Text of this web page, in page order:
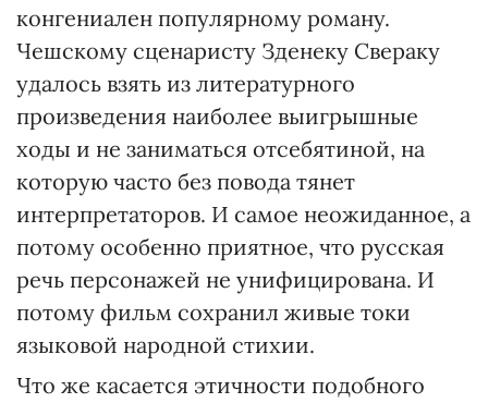
конгениален популярному роману.
Чешскому сценаристу Зденеку Свераку
удалось взять из литературного
произведения наиболее выигрышные
ходы и не заниматься отсебятиной, на
которую часто без повода тянет
интерпретаторов. И самое неожиданное, а
потому особенно приятное, что русская
речь персонажей не унифицирована. И
потому фильм сохранил живые токи
языковой народной стихии.
Что же касается этичности подобного